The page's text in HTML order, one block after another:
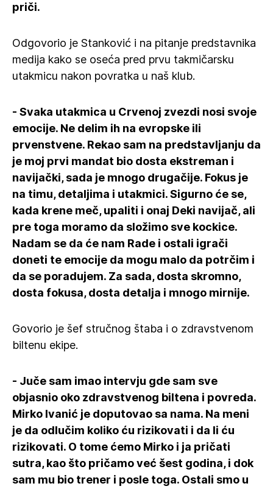
priči.
Odgovorio je Stanković i na pitanje predstavnika
medija kako se oseća pred prvu takmičarsku
utakmicu nakon povratka u naš klub.
- Svaka utakmica u Crvenoj zvezdi nosi svoje
emocije. Ne delim ih na evropske ili
prvenstvene. Rekao sam na predstavljanju da
je moj prvi mandat bio dosta ekstreman i
navijački, sada je mnogo drugačije. Fokus je
na timu, detaljima i utakmici. Sigurno će se,
kada krene meč, upaliti i onaj Deki navijač, ali
pre toga moramo da složimo sve kockice.
Nadam se da će nam Rade i ostali igrači
doneti te emocije da mogu malo da potrčim i
da se poradujem. Za sada, dosta skromno,
dosta fokusa, dosta detalja i mnogo mirnije.
Govorio je šef stručnog štaba i o zdravstvenom
biltenu ekipe.
- Juče sam imao intervju gde sam sve
objasnio oko zdravstvenog biltena i povreda.
Mirko Ivanić je doputovao sa nama. Na meni
je da odlučim koliko ću rizikovati i da li ću
rizikovati. O tome ćemo Mirko i ja pričati
sutra, kao što pričamo već šest godina, i dok
sam mu bio trener i posle toga. Ostali smo u